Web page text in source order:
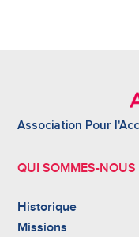
Association Pour
QUI SOMMES-NOUS
Historique
Missions